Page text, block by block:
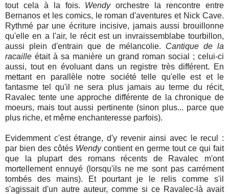
tout cela à la fois. Wendyorchestre la rencontre entre
Bernanos et les comics, le roman d'aventures et Nick Cave.
Rythmé par une écriture incisive, jamais aussi brouillonne
qu'elle en a l'air, le récit est un invraissemblabe tourbillon,
aussi plein d'entrain que de mélancolie. Cantique de la
racaille était à sa manière un grand roman social ; celui-ci
aussi, tout en évoluant dans un registre très différent. En
mettant en parallèle notre société telle qu'elle est et le
fantasme tel qu'il ne sera plus jamais au terme du récit,
Ravalec tente une approche différente de la chronique de
moeurs, mais tout aussi pertinente (sinon plus... parce que
plus riche, et même enchanteresse parfois).
Evidemment c'est étrange, d'y revenir ainsi avec le recul :
par bien des côtés Wendy contient en germe tout ce qui fait
que la plupart des romans récents de Ravalec m'ont
mortellement ennuyé (lorsqu'ils ne me sont pas carrément
tombés des mains). Et pourtant je le relis comme s'il
s'agissait d'un autre auteur, comme si ce Ravalec-là avait